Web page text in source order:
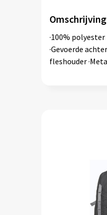
Omschrijving
·100%
·Gevoerde
fleshouder